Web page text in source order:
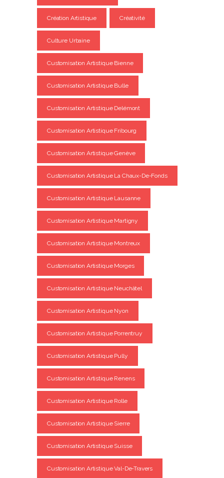
Création Artistique Créativité
Culture Urbaine
Customisation Artistique Bienne
Customisation Artistique Bulle
Customisation Artistique Delémont
Customisation Artistique Fribourg
Customisation Artistique Genève
Customisation Artistique La Chaux-De-Fonds
Customisation Artistique Lausanne
Customisation Artistique Martigny
Customisation Artistique Montreux
Customisation Artistique Morges
Customisation Artistique Neuchâtel
Customisation Artistique Nyon
Customisation Artistique Porrentruy
Customisation Artistique Pully
Customisation Artistique Renens
Customisation Artistique Rolle
Customisation Artistique Sierre
Customisation Artistique Suisse
Customisation Artistique Val-De-Travers